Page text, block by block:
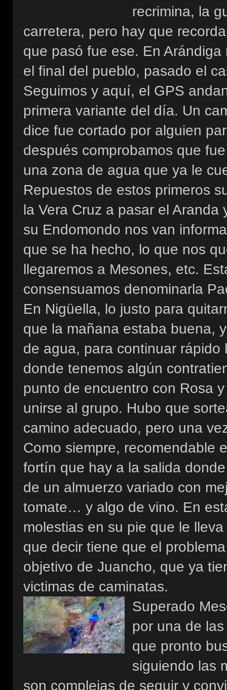
recrimina, la
carretera, pero hay que
que pasó fue ese. En
el final del pueblo, pasado el
Seguimos y aquí, el GPS
primera variante del día. Un
dice fue cortado por alguien
después comprobamos que
una zona de agua que ya le
Repuestos de estos primeros
la Vera Cruz a pasar el
su Endomondo nos van
que se ha hecho, lo que nos
llegaremos a Mesones, etc.
consensuamos denominarla
En Nigüella, lo justo para
que la mañana estaba buena,
de agua, para continuar rápido
donde tenemos algún
punto de encuentro con Rosa
unirse al grupo. Hubo que
camino adecuado, pero una
Como siempre, recomendable
fortín que hay a la salida
de un almuerzo variado con
tomate… y algo de vino. En
molestias en su pie que le
que decir tiene que el
objetivo de Juancho, que ya
victimas de caminatas.
Superado
por una de
que pronto
siguiendo las
son complejas de seguir y